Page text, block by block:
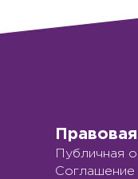
Публичная
Соглашение